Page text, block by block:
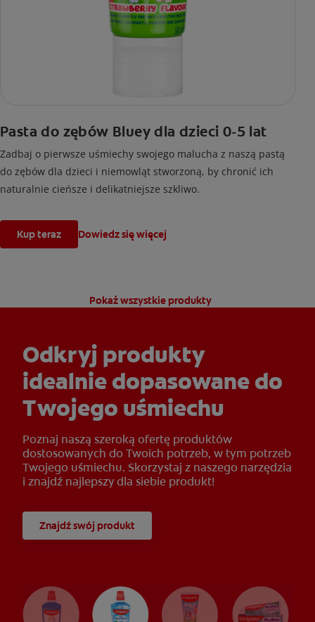
Pasta do zębów Bluey dla dzieci 0-5 lat
Zadbaj o pierwsze uśmiechy swojego malucha z naszą pastą
do zębów dla dzieci i niemowląt stworzoną, by chronić ich
naturalnie cieńsze i delikatniejsze szkliwo.
Kup teraz Dowiedz się więcej
Pokaż wszystkie produkty
Odkryj produkty
idealnie dopasowane do
Twojego uśmiechu
Poznaj naszą szeroką ofertę produktów
dostosowanych do Twoich potrzeb, w tym potrzeb
Twojego uśmiechu. Skorzystaj z naszego narzędzia
i znajdź najlepszy dla siebie produkt!
Znajdź swój produkt